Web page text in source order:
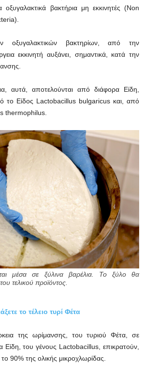
οξυγαλακτικά βακτήρια μη εκκινητές (Non
βακτηρίων, από την
εκκινητή αυξάνει, σημαντικά, κατά την
αυτά, αποτελούνται από διάφορα Είδη,
το Είδος Lactobacillus bulgaricus και, από
thermophilus.
μέσα σε ξύλινα βαρέλια. Το ξύλο θα
τελικού προϊόντος.
το τέλειο τυρί Φέτα
της ωρίμανσης, του τυριού Φέτα, σε
Είδη, του γένους Lactobacillus, επικρατούν,
90% της ολικής μικροχλωρίδας.